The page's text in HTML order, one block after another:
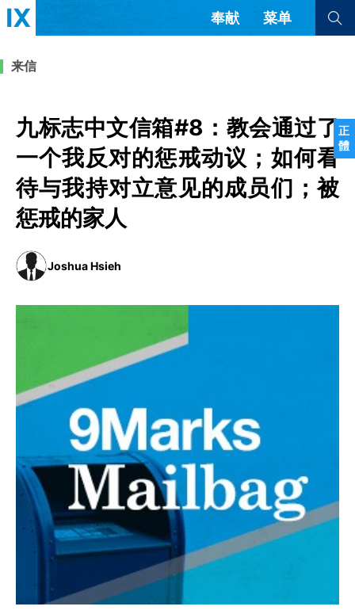
正
體
奉献 菜单
来信
教会带领
福音传讲与宣教
查看全部
查看全部
隐私条款 其他的模式
西班牙语
乌兹别克语
土耳其语
塞尔维亚语
来信
九标志中文信箱#8：教会通过了
一个我反对的惩戒动议；如何看
待与我持对立意见的成员们；被
惩戒的家人
Joshua Hsieh